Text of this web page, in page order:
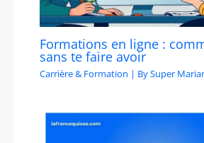
Formations en ligne :
sans te faire avoir
Carrière & Formation | BySuper